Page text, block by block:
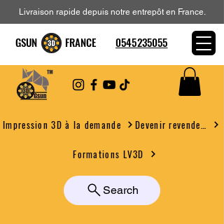
Impression 3D à la demande
Formations LV3D
Search
Livraison rapide depuis notre entrepôt en France.
GSUN FRANCE 0545235055